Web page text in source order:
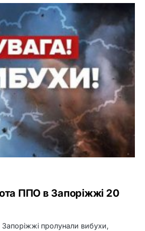
ППО в Запоріжжі 20
пролунали вибухи,